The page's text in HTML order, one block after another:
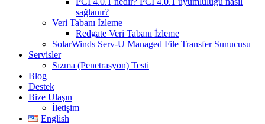
sağlanır?
Veri Tabanı İzleme
Redgate Veri Tabanı İzleme
SolarWinds Serv-U Managed File Transfer Sunucusu
Servisler
Sızma (Penetrasyon) Testi
Blog
Destek
Bize Ulaşın
İletişim
English